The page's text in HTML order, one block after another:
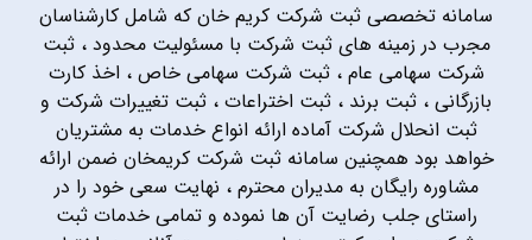
سامانه تخصصی ثبت شرکت کریم خان که شامل کارشناسان
مجرب در زمینه های ثبت شرکت با مسئولیت محدود ، ثبت
شرکت سهامی عام ، ثبت شرکت سهامی خاص ، اخذ کارت
بازرگانی ، ثبت برند ، ثبت اختراعات ، ثبت تغییرات شرکت و
ثبت انحلال شرکت آماده ارائه انواع خدمات به مشتریان
خواهد بود همچنین سامانه ثبت شرکت کریمخان ضمن ارائه
مشاوره رایگان به مدیران محترم ، نهایت سعی خود را در
راستای جلب رضایت آن ها نموده و تمامی خدمات ثبت